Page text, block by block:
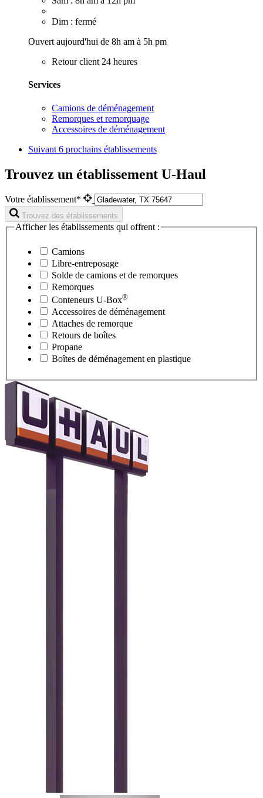
Dim : fermé
Ouvert aujourd'hui de 8h am à 5h pm
Retour client 24 heures
Services
Camions de déménagement
Remorques et remorquage
Accessoires de déménagement
Suivant 6 prochains établissements
Trouvez un établissement U-Haul
Votre établissement*
Trouvez des établissements
Afficher les établissements qui offrent :
Camions
Libre-entreposage
Solde de camions et de remorques
Remorques
Conteneurs U-Box®
Accessoires de déménagement
Attaches de remorque
Retours de boîtes
Propane
Boîtes de déménagement en plastique